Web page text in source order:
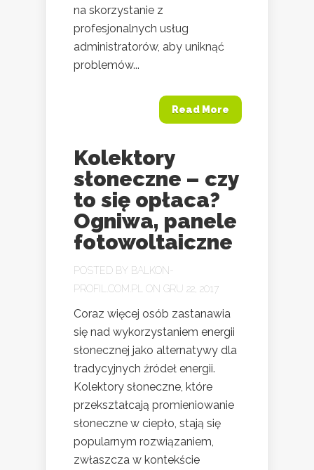
na skorzystanie z
profesjonalnych usług
administratorów, aby uniknąć
problemów...
Read More
Kolektory
słoneczne – czy
to się opłaca?
Ogniwa, panele
fotowoltaiczne
POSTED BY BALKON-
PROFIL.COM.PL
ON GRU 22, 2017
Coraz więcej osób zastanawia
się nad wykorzystaniem energii
słonecznej jako alternatywy dla
tradycyjnych źródeł energii.
Kolektory słoneczne, które
przekształcają promieniowanie
słoneczne w ciepło, stają się
popularnym rozwiązaniem,
zwłaszcza w kontekście